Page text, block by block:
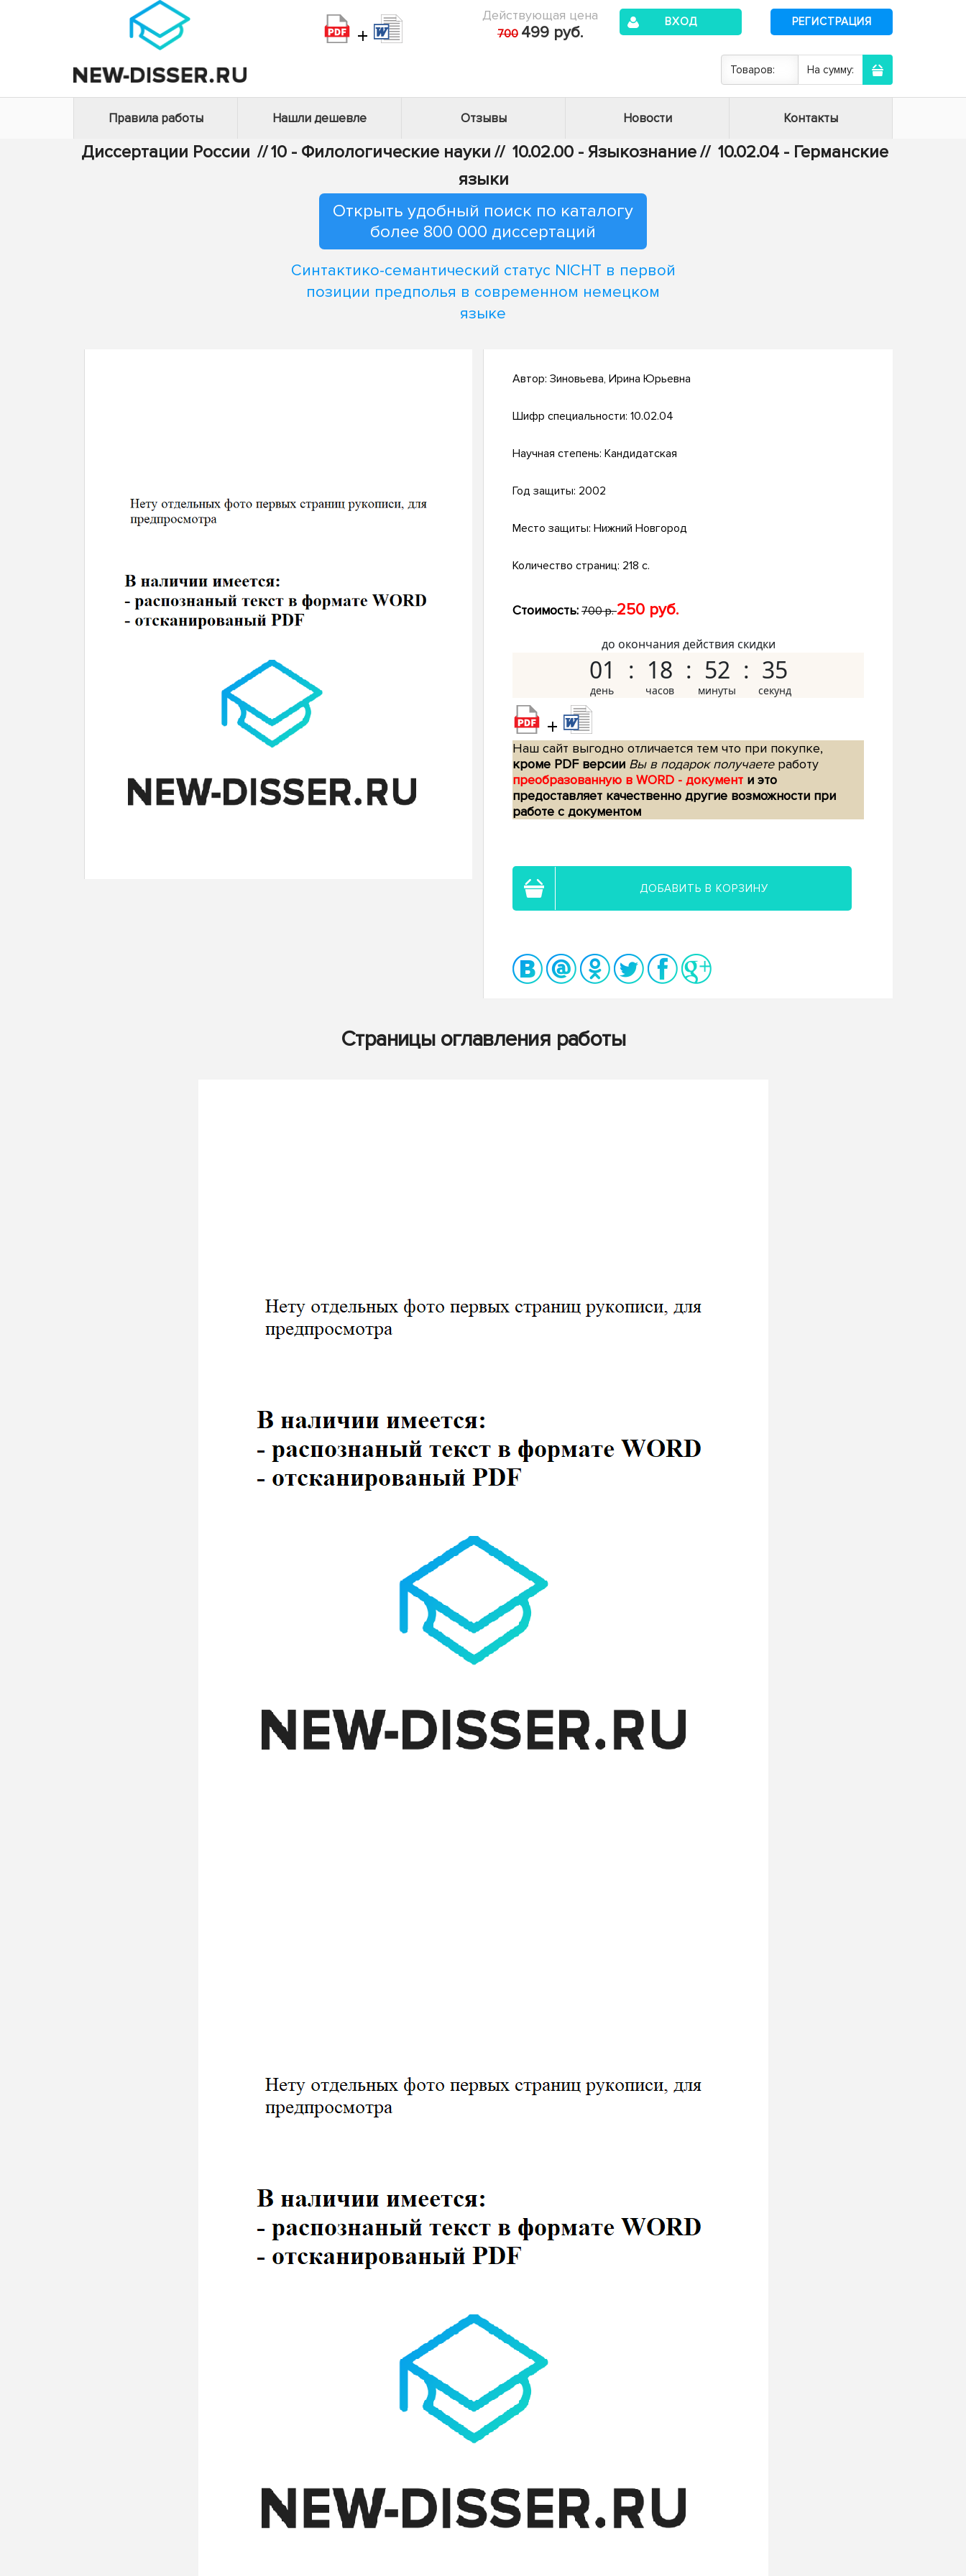
+
Действующая цена
700 499 руб.
ВХОД РЕГИСТРАЦИЯ
Товаров: На сумму:
Правила работы Нашли дешевле Отзывы Новости Контакты
Диссертации России //10 - Филологические науки // 10.02.00 - Языкознание// 10.02.04 - Германские
языки
Открыть удобный поиск по каталогу
более 800 000 диссертаций
Синтактико-семантический статус NICHT в первой
позиции предполья в современном немецком
языке
Автор: Зиновьева, Ирина Юрьевна
Шифр специальности: 10.02.04
Научная степень: Кандидатская
Год защиты: 2002
Место защиты: Нижний Новгород
Количество страниц: 218 с.
Стоимость: 700 р.250 руб.
до окончания действия скидки
01 18 52 34
+
Наш сайт выгодно отличается тем что при покупке,
кроме PDF версии Вы в подарок получаетеработу
преобразованную в WORD - документ и это
предоставляет качественно другие возможности при
работе с документом
ДОБАВИТЬ В КОРЗИНУ
Страницы оглавления работы